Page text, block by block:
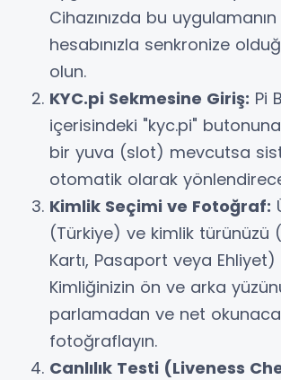
Cihazınızda bu
hesabınızla senkronize
olun.
KYC.pi Sekmesine Giriş: Pi
içerisindeki "kyc.pi" butonuna
bir yuva (slot) mevcutsa
otomatik olarak
Kimlik Seçimi ve Fotoğraf:
(Türkiye) ve kimlik türünüzü
Kartı, Pasaport veya Ehliyet)
Kimliğinizin ön ve arka
parlamadan ve net
fotoğraflayın.
Canlılık Testi (Liveness